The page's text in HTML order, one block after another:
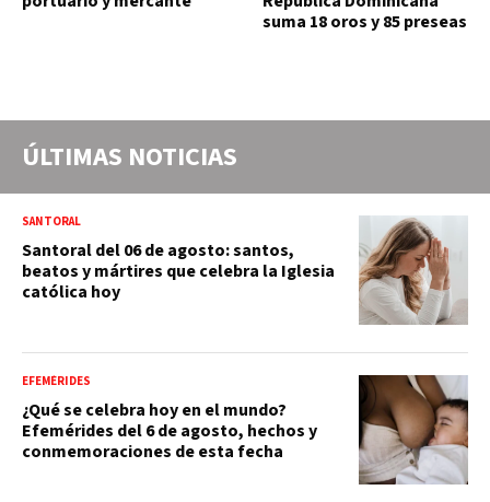
suma 18 oros y 85 preseas
ÚLTIMAS NOTICIAS
SANTORAL
Santoral del 06 de agosto: santos,
beatos y mártires que celebra la Iglesia
católica hoy
EFEMÉRIDES
¿Qué se celebra hoy en el mundo?
Efemérides del 6 de agosto, hechos y
conmemoraciones de esta fecha